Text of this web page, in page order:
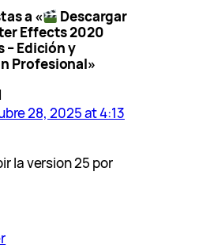
a «
Descargar
Effects 2020
– Edición y
Profesional»
28, 2025 at 4:13
la version 25 por